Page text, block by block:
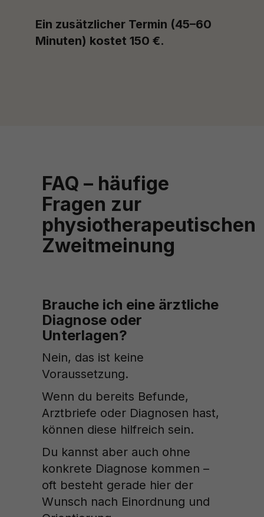
Ein zusätzlicher Termin (45–60
Minuten) kostet 150 €.
FAQ – häufige
Fragen zur
physiotherapeutischen
Zweitmeinung
Brauche ich eine ärztliche
Diagnose oder
Unterlagen?
Nein, das ist keine
Voraussetzung.
Wenn du bereits Befunde,
Arztbriefe oder Diagnosen hast,
können diese hilfreich sein.
Du kannst aber auch ohne
konkrete Diagnose kommen –
oft besteht gerade hier der
Wunsch nach Einordnung und